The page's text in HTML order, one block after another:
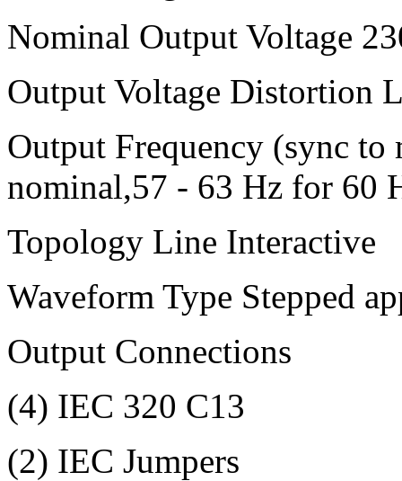
Nominal Output Voltage
Output Voltage Distortion
Output Frequency (sync
nominal,57 - 63 Hz for 60
Topology Line Interactive
Waveform Type Stepped
Output Connections
(4) IEC 320 C13
(2) IEC Jumpers